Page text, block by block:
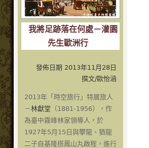
我將足跡落在何處－灌園
先生歐洲行
發佈日期 2013年11月28日
撰文/歐怡涵
2013年「時空旅行」特展旅人
－林獻堂 （1881-1956），作
為臺中霧峰林家領導人，於
1927年5月15日與攀龍、猶龍
二子自基隆搭鳳山丸啟程，進行